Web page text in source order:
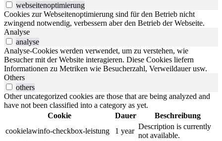
webseitenoptimierung
Cookies zur Webseitenoptimierung sind für den Betrieb nicht
zwingend notwendig, verbessern aber den Betrieb der Webseite.
Analyse
analyse
Analyse-Cookies werden verwendet, um zu verstehen, wie
Besucher mit der Website interagieren. Diese Cookies liefern
Informationen zu Metriken wie Besucherzahl, Verweildauer usw.
Others
others
Other uncategorized cookies are those that are being analyzed and
have not been classified into a category as yet.
Cookie
Dauer
Beschreibung
cookielawinfo-checkbox-leistung
1 year
Description is currently
not available.